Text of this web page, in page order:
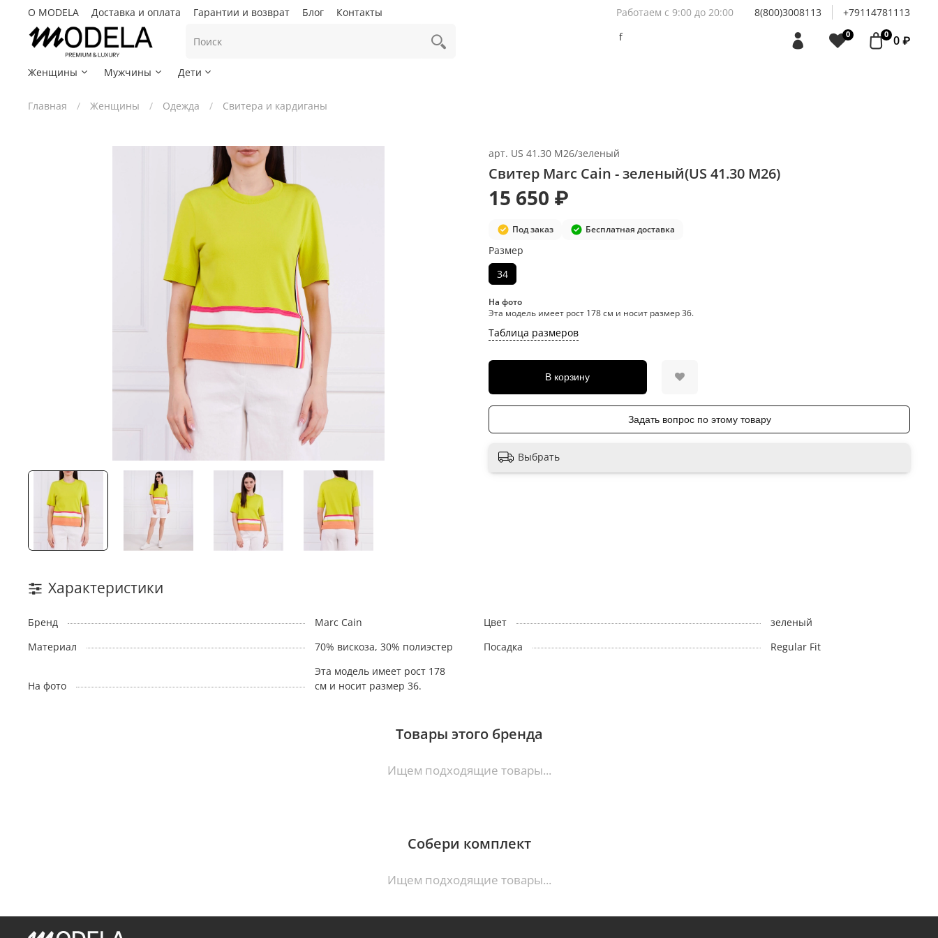
О MODELA Доставка и оплата Гарантии и возврат Блог Контакты Работаем с 9:00 до 20:00 8(800)3008113
+79114781113
f
0 0 0 ₽
Женщины Мужчины Дети
Главная Женщины Одежда Свитера и кардиганы
арт. US 41.30 M26/зеленый
Свитер Marc Cain - зеленый(US 41.30 M26)
Под заказ Бесплатная доставка
15 650 ₽
Таблица размеров
В корзину
Размер
34
На фото
Эта модель имеет рост 178 см и носит размер 36.
Задать вопрос по этому товару
Выбрать
Характеристики
Бренд Marc Cain Цвет
зеленый
Материал
70% вискоза, 30% полиэстер Посадка Regular Fit
На фото
Эта модель имеет рост 178
см и носит размер 36.
Товары этого бренда
Ищем подходящие товары...
Собери комплект
Ищем подходящие товары...